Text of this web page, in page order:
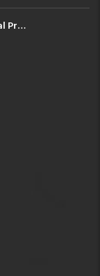
1ª Edição do Portugal Print